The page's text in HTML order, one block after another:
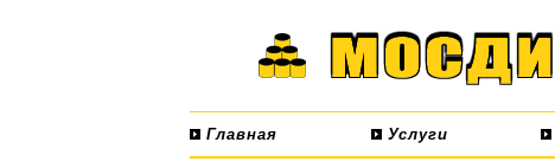
Главная Услуги